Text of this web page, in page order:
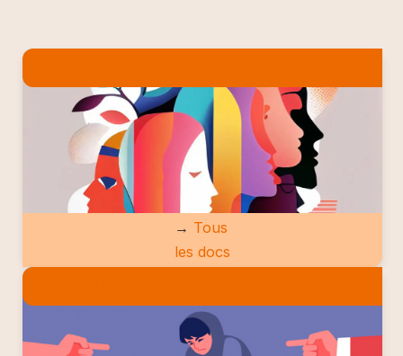
→ Tous
les docs